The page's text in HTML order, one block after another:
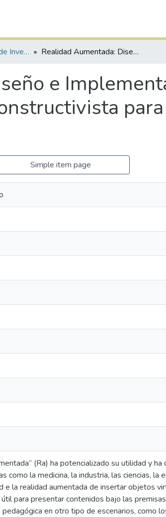
IIT Reporte Técnico de Investigación Realidad Aumentada: Diseño e Implementación de una Herramienta de Corte Constructivista para el Aprendizaje de Conceptos de Física
e
Simple item page
(Ra) ha potencializado su utilidad y
como la medicina, la industria, las ciencias, la
e la realidad aumentada de insertar objetos
para presentar contenidos bajo las
en otro tipo de escenarios, como